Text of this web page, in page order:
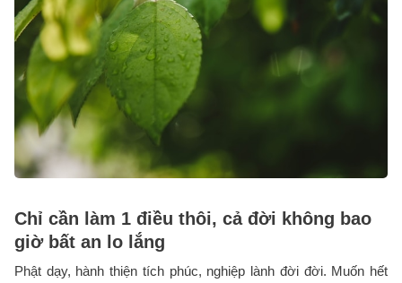
Chỉ cần làm 1 điều thôi, cả đời không bao
giờ bất an lo lắng
Phật dạy, hành thiện tích phúc, nghiệp lành đời đời. Muốn hết